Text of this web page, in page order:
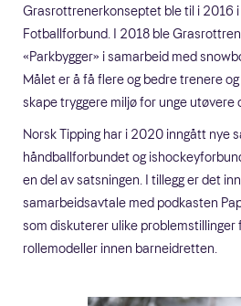
Grasrottrenerkonseptet ble til i 2016
Fotballforbund. I 2018 ble
«Parkbygger» i samarbeid med
Målet er å få flere og bedre trenere
skape tryggere miljø for unge utøvere
Norsk Tipping har i 2020 inngått nye
håndballforbundet og
en del av satsningen. I tillegg er det
samarbeidsavtale med podkasten
som diskuterer ulike
rollemodeller innen barneidretten.